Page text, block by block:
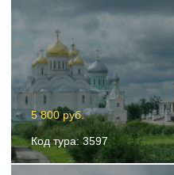
5 800 руб.
Код тура: 3597